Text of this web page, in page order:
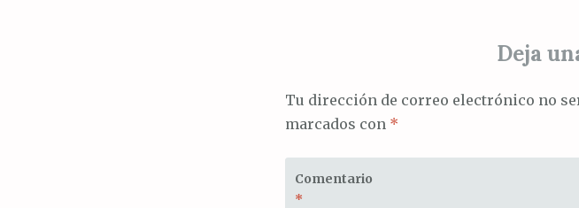
Deja
Tu dirección de correo electrónico no
marcados con *
Comentario
*